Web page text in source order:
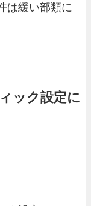
は緩い部類に
ック設定に